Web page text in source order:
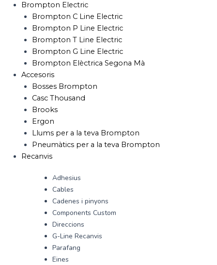
Brompton Electric
Brompton C Line Electric
Brompton P Line Electric
Brompton T Line Electric
Brompton G Line Electric
Brompton Elèctrica Segona Mà
Accesoris
Bosses Brompton
Casc Thousand
Brooks
Ergon
Llums per a la teva Brompton
Pneumàtics per a la teva Brompton
Recanvis
Adhesius
Cables
Cadenes i pinyons
Components Custom
Direccions
G-Line Recanvis
Parafang
Eines